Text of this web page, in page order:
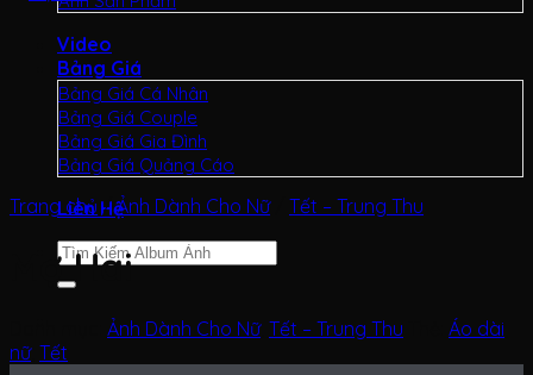
Video
Bảng Giá
Bảng Giá Cá Nhân
Bảng Giá Couple
Bảng Giá Gia Đình
Bảng Giá Quảng Cáo
Liên Hệ
Tìm
kiếm:
Trang chủ / Ảnh Dành Cho Nữ Tết – Trung Thu
Mợ Hai
Ảnh Dành Cho Nữ, Tết – Trung Thu Áo dài
nữ, Tết